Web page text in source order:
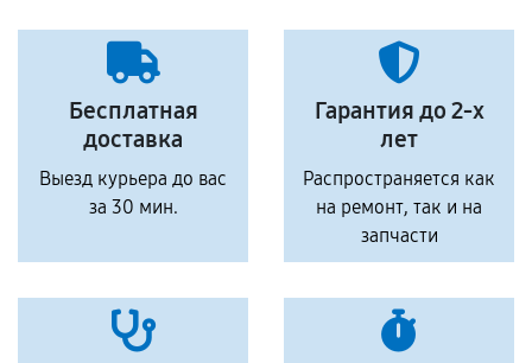
Бесплатная
доставка
Выезд курьера до вас
за 30 мин.
Гарантия до 2-х
лет
Распространяется как
на ремонт, так и на
запчасти